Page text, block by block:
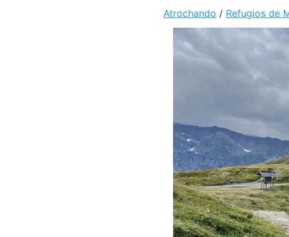
Atrochando / Refugios de